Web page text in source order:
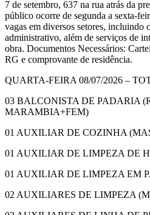
7 de setembro, 637 na rua atrás da
público ocorre de segunda a sexta-
vagas em diversos setores, incluindo
administrativo, além de serviços de
obra. Documentos Necessários:
RG e comprovante de residência.
QUARTA-FEIRA 08/07/2026 –
03 BALCONISTA DE PADARIA (
MARAMBIA+FEM)
01 AUXILIAR DE COZINHA
01 AUXILIAR DE LIMPEZA DE
01 AUXILIAR DE LIMPEZA EM
02 AUXILIARES DE LIMPEZA